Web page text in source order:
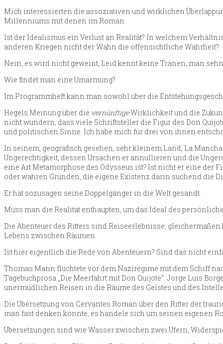
Mich interessierten die assoziativen und wirklichen
Millenniums mit denen im Roman.
Ist der Idealismus ein Verlust an Realität? In welchem
anderen Kriegen nicht der Wahn die offensichtliche Wahrheit?
Nein, es wird nicht geweint, Leid kennt keine Tränen; man
Wie findet man eine Umarmung?
Im Programmheft kann man sowohl über die
Hegels Meinung über die vernünftigeWirklichkeit und die
nicht wundern, dass viele Schriftsteller die Figur des Don
und politischen Sinne. Ich habe mich für drei von ihnen
In seinem, geografisch gesehen, sehr kleinem Land, La
Ungerechtigkeit, dessen Ursachen er annullieren und die
eine Art Metamorphose des Odysseus ist? Ist nicht er eine der
oder wahren Gründen, die eigene Existenz darin suchend die
Er hat sozusagen seine Doppelgänger in die Welt gesandt.
Muss man die Realität enthaupten, um das Ideal des
Die Abenteuer des Ritters sind Reiseerlebnisse,
Lebens zwischen Räumen.
Ist hier eigentlich die Rede von Abenteuern? Sind das nicht
Thomas Mann flüchtete vor dem Naziregime mit dem Schiff
Tagebuchprosa „Die Meerfahrt mit Don Quijote“. Jorge Luis
unermüdlichen Reisen in die Räume des Geistes und des
Die Übersetzung von Cervantes Roman über den Ritter der
man fast denken könnte, es handele sich um seinen eigenen
Übersetzungen sind wie Wasser zwischen zwei Ufern,